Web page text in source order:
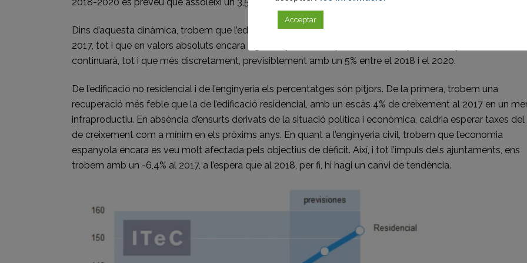
2018-2020 es preveu que assoleixi un 3,5% gràcies a una major capacitat d’inversió de les empreses.
Dins d’aquesta dinàmica, trobem que l’edificació residencial ha tingut un gran creixement, de fins un 14% al
2017, tot i que en valors absoluts encara sigui lluny de nivells pre-crisis. En els pròxims anys el creixement
continuarà, tot i que més discretament, previsiblement amb un 5% entre el 2018 i el 2020.
De l’edificació no residencial i de l’enginyeria els percentatges són pitjors. De la primera, trobem una
recuperació més feble que la de l’edificació residencial, amb un escàs 4% de creixement al 2017 en un
infraproductiu. En absència d’ensurts derivats de la situació política i econòmica, caldria esperar taxes del
de creixement com a mínim en els pròxims anys. En quant a l’enginyeria civil, trobem que l’economia
espanyola encara es veu molt afectada pels objectius de dèficit. Així, i tot l’impuls dels ajuntaments, ens
trobem amb un -6,4% al 2017, a l’espera que al 2018, per fi, hi hagi un canvi de tendència.
Acceptar